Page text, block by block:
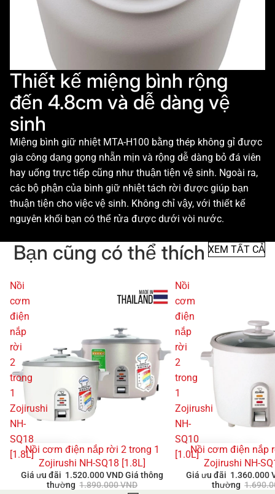
Thiết kế miệng bình rộng
đến 4.8cm và dễ dàng vệ
sinh
Miệng bình giữ nhiệt MTA-H100 bằng thép không gỉ được
gia công dạng gọng nhẵn mịn và rộng dễ dàng bỏ đá viên
hay uống trực tiếp cũng như thuận tiện vệ sinh. Ngoài ra,
các bộ phận của bình giữ nhiệt tách rời được giúp bạn
thuận tiện cho việc vệ sinh. Không chỉ vậy, với thiết kế
nguyên khối bạn có thể rửa được dưới vòi nước.
Bạn cũng có thể thích XEM TẤT CẢ
Nồi
cơm
điện
nắp
rời
2
trong
1
Zojirushi
NH-
SQ18
[1.8L]
GIẢM GIÁ
Nồi cơm điện nắp rời 2 trong 1
Zojirushi NH-SQ18 [1.8L]
Giá ưu đãi 1.520.000 VND Giá thông
thường 1.890.000 VND
Nồi
cơm
điện
nắp
rời
2
trong
1
Zojirushi
NH-
SQ10
[1.0L]
GIẢM GIÁ
Nồi cơm điện nắp
Zojirushi NH-
Giá ưu đãi 1.360.000
thường